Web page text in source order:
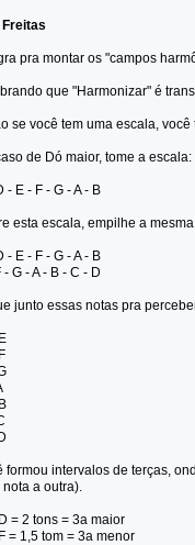
Freitas
pra montar os "campos
que "Harmonizar" é
se você tem uma escala,
de Dó maior, tome a escala:
- E - F - G - A - B
esta escala, empilhe a
- E - F - G - A - B
- G - A - B - C - D
junto essas notas pra
formou intervalos de terças,
nota a outra).
= 2 tons = 3a maior
= 1,5 tom = 3a menor